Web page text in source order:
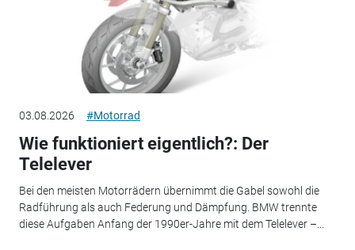
03.08.2026 #Motorrad
Wie funktioniert eigentlich?: Der
Telelever
Bei den meisten Motorrädern übernimmt die Gabel sowohl die
Radführung als auch Federung und Dämpfung. BMW trennte
diese Aufgaben Anfang der 1990er-Jahre mit dem Telelever –...